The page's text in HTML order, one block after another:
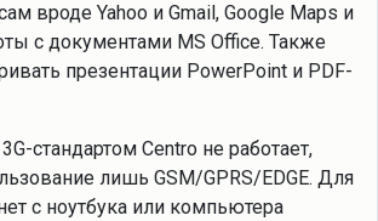
вроде Yahoo и Gmail, Google Maps и
с документами MS Office. Также
презентации PowerPoint и PDF-
стандартом Centro не работает,
лишь GSM/GPRS/EDGE. Для
с ноутбука или компьютера